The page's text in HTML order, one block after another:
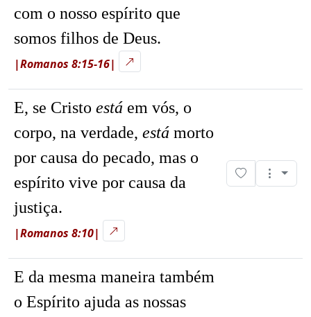
com o nosso espírito que
somos filhos de Deus.
|Romanos 8:15-16|
E, se Cristo está em vós, o
corpo, na verdade, está morto
por causa do pecado, mas o
espírito vive por causa da
justiça.
|Romanos 8:10|
E da mesma maneira também
o Espírito ajuda as nossas